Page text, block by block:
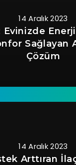
14 Aralık 2023
Evinizde
Sağlayan
Çözüm
14 Aralık 2023
Arttıran